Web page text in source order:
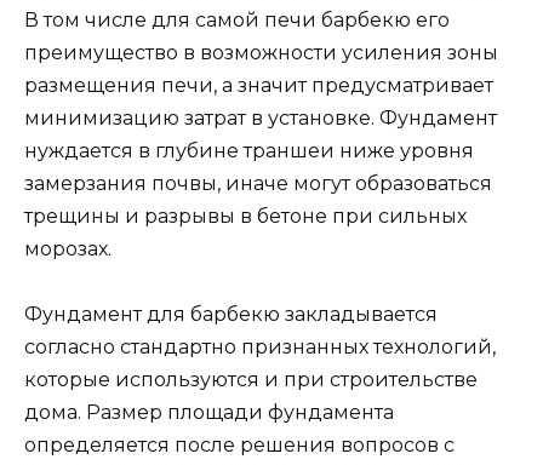
В том числе для самой печи барбекю его
преимущество в возможности усиления зоны
размещения печи, а значит предусматривает
минимизацию затрат в установке. Фундамент
нуждается в глубине траншеи ниже уровня
замерзания почвы, иначе могут образоваться
трещины и разрывы в бетоне при сильных
морозах.
Фундамент для барбекю закладывается
согласно стандартно признанных технологий,
которые используются и при строительстве
дома. Размер площади фундамента
определяется после решения вопросов с